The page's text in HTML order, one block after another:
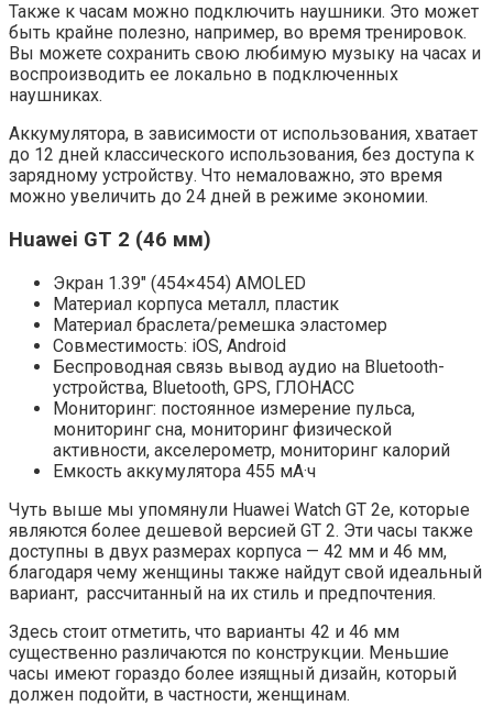
Также к часам можно подключить наушники. Это может
быть крайне полезно, например, во время тренировок.
Вы можете сохранить свою любимую музыку на часах и
воспроизводить ее локально в подключенных
наушниках.
Аккумулятора, в зависимости от использования, хватает
до 12 дней классического использования, без доступа к
зарядному устройству. Что немаловажно, это время
можно увеличить до 24 дней в режиме экономии.
Huawei GT 2 (46 мм)
Экран 1.39″ (454×454) AMOLED
Материал корпуса металл, пластик
Материал браслета/ремешка эластомер
Совместимость: iOS, Android
Беспроводная связь вывод аудио на Bluetooth-
устройства, Bluetooth, GPS, ГЛОНАСC
Мониторинг: постоянное измерение пульса,
мониторинг сна, мониторинг физической
активности, акселерометр, мониторинг калорий
Емкость аккумулятора 455 мА·ч
Чуть выше мы упомянули Huawei Watch GT 2e, которые
являются более дешевой версией GT 2. Эти часы также
доступны в двух размерах корпуса — 42 мм и 46 мм,
благодаря чему женщины также найдут свой идеальный
вариант, рассчитанный на их стиль и предпочтения.
Здесь стоит отметить, что варианты 42 и 46 мм
существенно различаются по конструкции. Меньшие
часы имеют гораздо более изящный дизайн, который
должен подойти, в частности, женщинам.